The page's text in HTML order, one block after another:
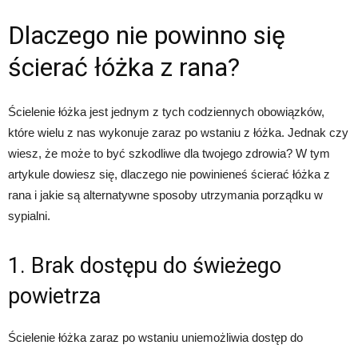
Dlaczego nie powinno się
ścierać łóżka z rana?
Ścielenie łóżka jest jednym z tych codziennych obowiązków,
które wielu z nas wykonuje zaraz po wstaniu z łóżka. Jednak czy
wiesz, że może to być szkodliwe dla twojego zdrowia? W tym
artykule dowiesz się, dlaczego nie powinieneś ścierać łóżka z
rana i jakie są alternatywne sposoby utrzymania porządku w
sypialni.
1. Brak dostępu do świeżego
powietrza
Ścielenie łóżka zaraz po wstaniu uniemożliwia dostęp do